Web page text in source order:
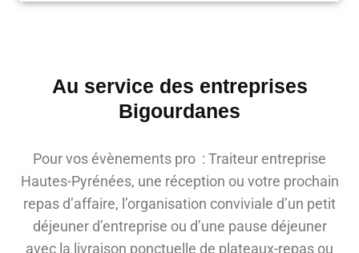
Au service des entreprises
Bigourdanes
Pour vos évènements pro : Traiteur entreprise
Hautes-Pyrénées, une réception ou votre prochain
repas d’affaire, l’organisation conviviale d’un petit
déjeuner d’entreprise ou d’une pause déjeuner
avec la livraison ponctuelle de plateaux-repas ou